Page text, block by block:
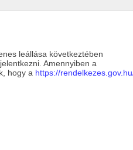
leállása következtében
Amennyiben a
hogy a https://